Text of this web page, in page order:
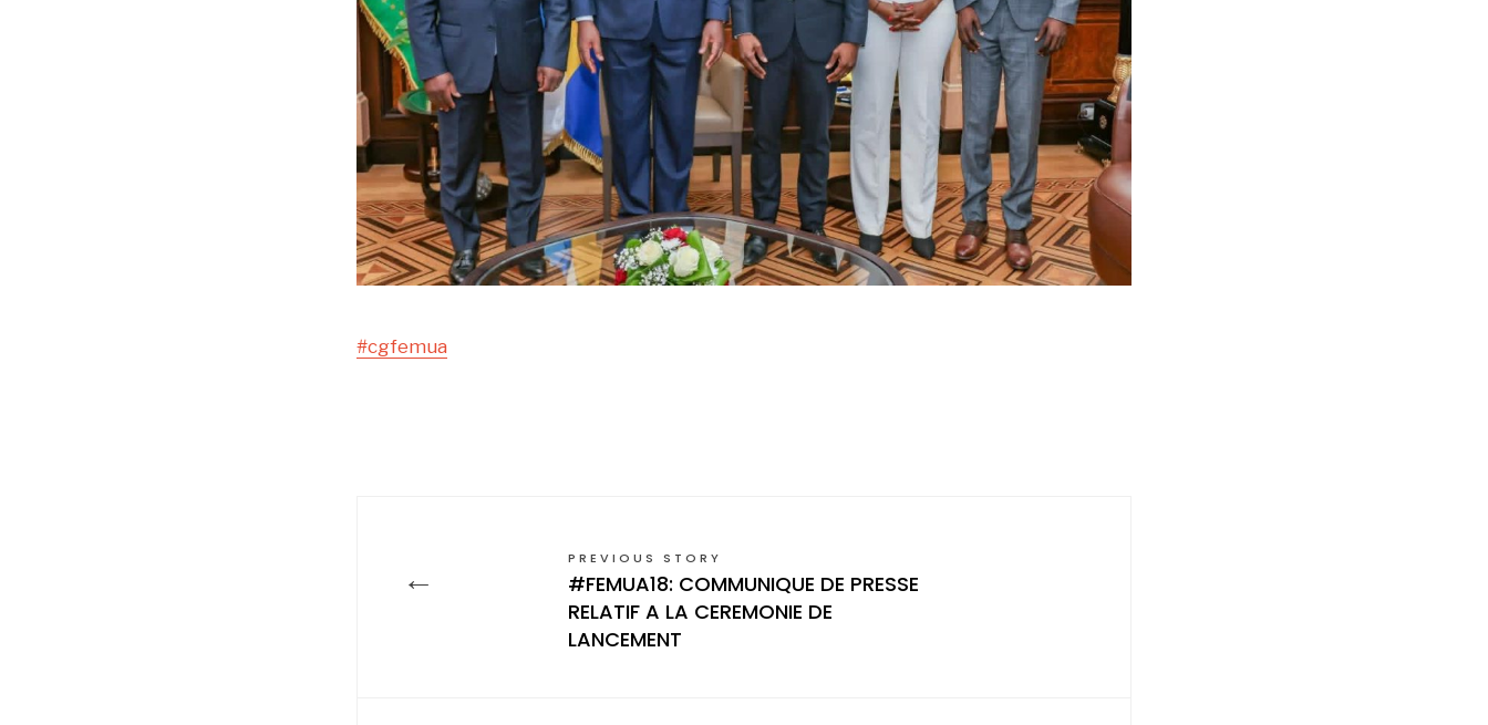
#cgfemua
←
PREVIOUS STORY
#FEMUA18: COMMUNIQUE DE PRESSE
RELATIF A LA CEREMONIE DE
LANCEMENT